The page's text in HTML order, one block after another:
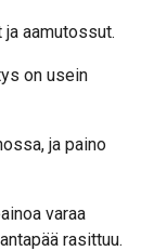
aamutossut.
on usein
ja paino
varaa
rasittuu.